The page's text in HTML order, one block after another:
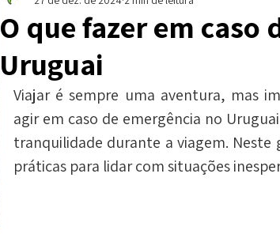
O que fazer em caso
Uruguai
Viajar é sempre uma aventura, mas
agir em caso de emergência no
tranquilidade durante a viagem.
práticas para lidar com situações